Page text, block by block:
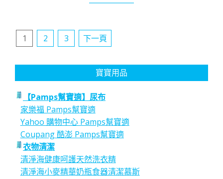
文
頁
1 2 3 下一頁
寶寶用品
【Pamps幫寶適】尿布
家樂福 Pamps幫寶適
Yahoo 購物中心 Pamps幫寶適
Coupang 酷澎 Pamps幫寶適
衣物清潔
清淨海健康呵護天然洗衣精
清淨海小麥精華奶瓶食器清潔慕斯